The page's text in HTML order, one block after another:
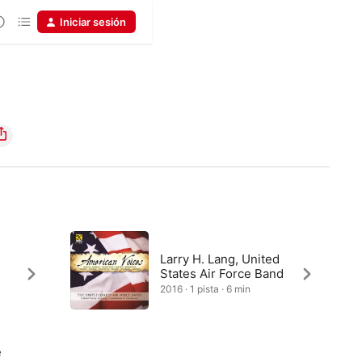
Iniciar sesión
Larry H. Lang, United
States Air Force Band
2016 · 1 pista · 6 min